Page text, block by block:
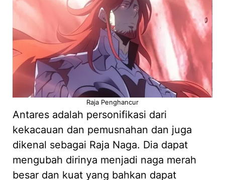
Raja Penghancur
Antares adalah personifikasi dari
kekacauan dan pemusnahan dan juga
dikenal sebagai Raja Naga. Dia dapat
mengubah dirinya menjadi naga merah
besar dan kuat yang bahkan dapat